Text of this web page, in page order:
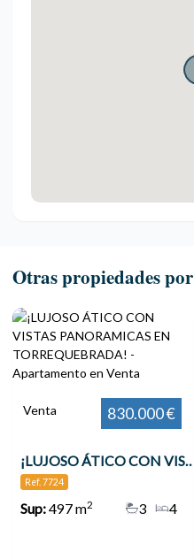
Otras propiedades
Venta 830.000 €
¡LUJOSO ÁTICO CON VISTAS PANORAMICAS EN TORREQUEBRADA!
Ref. 7724
Sup:497 m2 4
3